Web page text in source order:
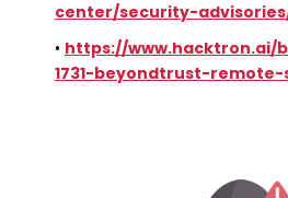
center/security-
• https://www.hacktron.ai/
1731-beyondtrust-